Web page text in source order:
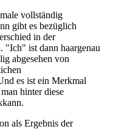
vollständig
gibt es bezüglich
in der
"Ich" ist dann haargenau
abgesehen von
es ist ein Merkmal
hinter diese
als Ergebnis der